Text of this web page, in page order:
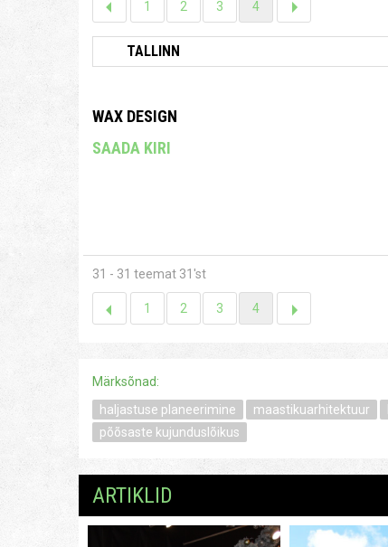
1 2 3 4
WAX DESIGN
SAADA KIRI
31 - 31 teemat 31'st
1 2 3 4
Märksõnad:
haljastuse planeerimine
maastikuarhitektuur
põõsaste kujunduslõikus
ARTIKLID